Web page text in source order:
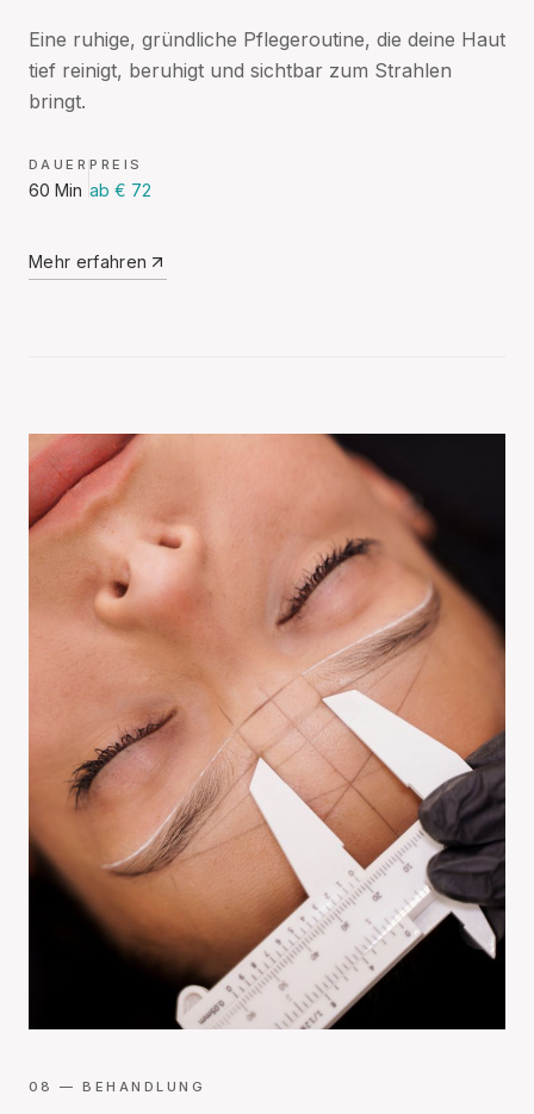
Eine ruhige, gründliche Pflegeroutine, die deine Haut
tief reinigt, beruhigt und sichtbar zum Strahlen
bringt.
DAUER
60 Min
PREIS
ab € 72
Mehr erfahren
08 — BEHANDLUNG